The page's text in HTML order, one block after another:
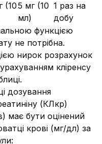
(105 мг (10
мл)
1 раз на
добу
функцією
не потрібна.
нирок розрахунок
кліренсу
дозування
(КЛкр)
має бути оцінений
крові (мг/дл) за